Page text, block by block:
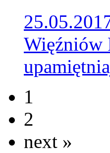
Więźniów
1
2
next »